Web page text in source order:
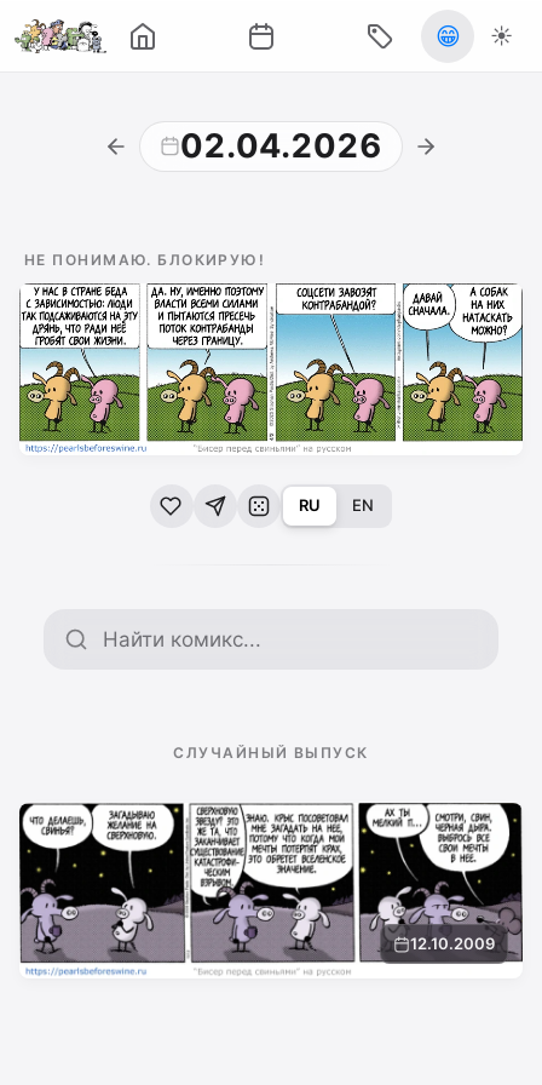
😁 ☀️
02.04.2026
НЕ ПОНИМАЮ. БЛОКИРУЮ!
RU EN
Поиск по архиву
СЛУЧАЙНЫЙ ВЫПУСК
12.10.2009